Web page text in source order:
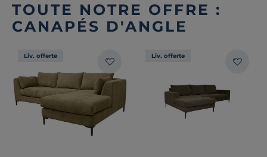
TOUTE NOTRE OFFRE :
CANAPÉS D'ANGLE
Liv. offerte Liv. offerte